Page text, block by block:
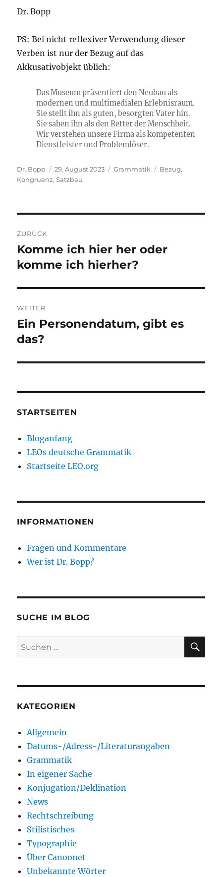
Dr. Bopp
PS: Bei nicht reflexiver Verwendung dieser
Verben ist nur der Bezug auf das
Akkusativobjekt üblich:
Das Museum präsentiert den Neubau als
modernen und multimedialen Erlebnisraum.
Sie stellt ihn als guten, besorgten Vater hin.
Sie sahen ihn als den Retter der Menschheit.
Wir verstehen unsere Firma als kompetenten
Dienstleister und Problemlöser.
Autor
Dr. Bopp
Veröffentlicht
am
29. August 2023 Kategorien
Grammatik Schlagwörter
Bezug,
Kongruenz,Satzbau
ZURÜCK
Vorheriger
Beitrag:
Komme ich hier her oder
komme ich hierher?
WEITER
Nächster
Beitrag:
Ein Personendatum, gibt es
das?
STARTSEITEN
Bloganfang
LEOs deutsche Grammatik
Startseite LEO.org
INFORMATIONEN
Fragen und Kommentare
Wer ist Dr. Bopp?
SUCHE IM BLOG
Suchen
nach:
KATEGORIEN
Allgemein
Datums-/Adress-/Literaturangaben
Grammatik
In eigener Sache
Konjugation/Deklination
News
Rechtschreibung
Stilistisches
Typographie
Über Canoonet
Unbekannte Wörter